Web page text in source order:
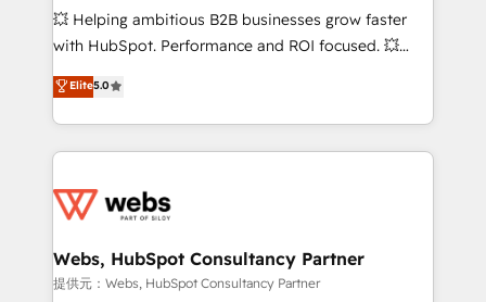
pipeline growth programs • Sales enablement tools
and CRM optimization • Retention strategies with
Execution • 750+ onboardings and 2,000+
implementations • Deep expertise across marketing,
💥 Helping ambitious B2B businesses grow faster
with HubSpot. Performance and ROI focused. 💥
BBD Boom is the HubSpot partner that can help you
to HubSpot Better. We work with your teams to
solve all your HubSpot challenges and improve user
adoption, sales process and marketing results.
the first time 🔧 Designing and optimising your
and build using HubSpot 🔌 Integrating HubSpot
with other systems 🎓 Training your teams to be
Elite5.0
Webs, HubSpot Consultancy Partner
提供元：Webs, HubSpot Consultancy Partner